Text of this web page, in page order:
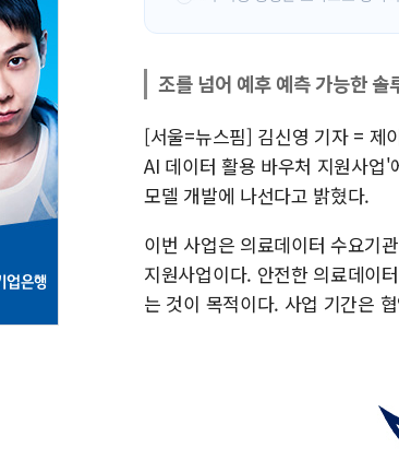
조를 넘어 예후 예측 가능한 솔
[서울=뉴스핌] 김신영 기자 = 제
AI 데이터 활용 바우처 지원사업
모델 개발에 나선다고 밝혔다.
이번 사업은 의료데이터 수요기
지원사업이다. 안전한 의료데이
는 것이 목적이다. 사업 기간은